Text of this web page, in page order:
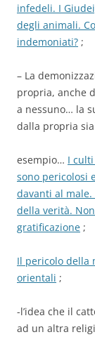
infedeli. I
degli animali.
indemoniati? ;
– La
propria, anche
a nessuno… la
dalla propria sia
esempio… I
sono pericolosi
davanti al male.
della verità.
gratificazione ;
Il pericolo della
orientali ;
-l’idea che il
ad un altra